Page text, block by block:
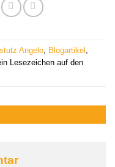
Angelo Blogartikel
Lesezeichen auf den